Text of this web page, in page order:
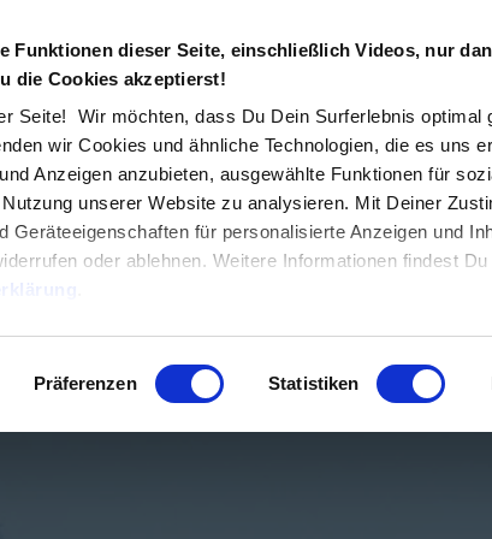
Funktionen dieser Seite, einschließlich Videos, nur
die Cookies akzeptierst!
Seite! Wir möchten, dass Du Dein Surferlebnis optimal
wir Cookies und ähnliche Technologien, die es uns
Anzeigen anzubieten, ausgewählte Funktionen für
unserer Website zu analysieren. Mit Deiner
Geräteeigenschaften für personalisierte Anzeigen und
oder ablehnen. Weitere Informationen findest Du
Präferenzen Statistiken
schafft
und